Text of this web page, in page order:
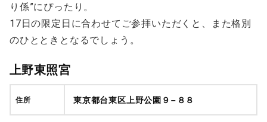
り係”にぴったり。
17日の限定日に合わせてご参拝いただくと、また格別
のひとときとなるでしょう。
上野東照宮
住所 東京都台東区上野公園９−８８